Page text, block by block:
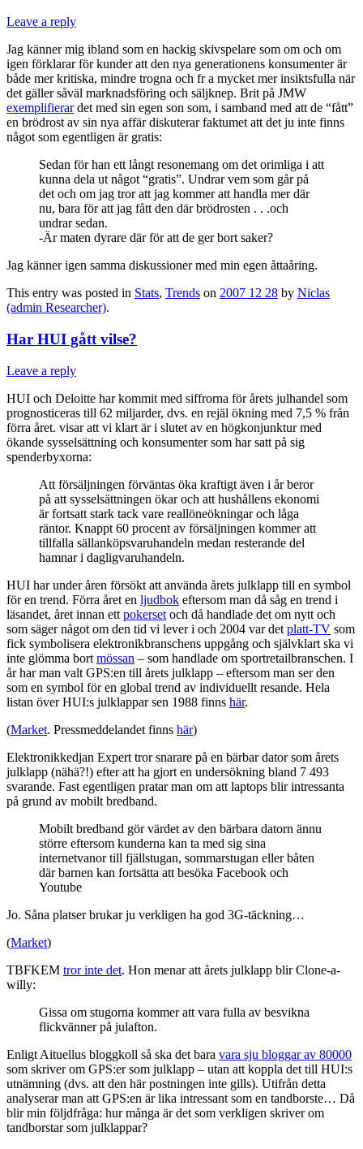
Leave a reply
Jag känner mig ibland som en hackig skivspelare som om och om
igen förklarar för kunder att den nya generationens konsumenter är
både mer kritiska, mindre trogna och fr a mycket mer insiktsfulla när
det gäller såväl marknadsföring och säljknep. Brit på JMW
exemplifierardet med sin egen son som, i samband med att de “fått”
en brödrost av sin nya affär diskuterar faktumet att det ju inte finns
något som egentligen är gratis:
Sedan för han ett långt resonemang om det orimliga i att
kunna dela ut något “gratis”. Undrar vem som går på
det och om jag tror att jag kommer att handla mer där
nu, bara för att jag fått den där brödrosten . . .och
undrar sedan.
-Är maten dyrare där för att de ger bort saker?
Jag känner igen samma diskussioner med min egen åttaåring.
This entry was posted in Stats, Trends on 2007 12 28 by Niclas
(admin Researcher).
Har HUI gått vilse?
Leave a reply
HUI och Deloitte har kommit med siffrorna för årets julhandel som
prognosticeras till 62 miljarder, dvs. en rejäl ökning med 7,5 % från
förra året. visar att vi klart är i slutet av en högkonjunktur med
ökande sysselsättning och konsumenter som har satt på sig
spenderbyxorna:
Att försäljningen förväntas öka kraftigt även i år beror
på att sysselsättningen ökar och att hushållens ekonomi
är fortsatt stark tack vare reallöneökningar och låga
räntor. Knappt 60 procent av försäljningen kommer att
tillfalla sällanköpsvaruhandeln medan resterande del
hamnar i dagligvaruhandeln.
HUI har under åren försökt att använda årets julklapp till en symbol
för en trend. Förra året en ljudbok eftersom man då såg en trend i
läsandet, året innan ett pokerset och då handlade det om nytt och
som säger något om den tid vi lever i och 2004 var det platt-TV som
fick symbolisera elektronikbranschens uppgång och självklart ska vi
inte glömma bort mössan – som handlade om sportretailbranschen. I
år har man valt GPS:en till årets julklapp – eftersom man ser den
som en symbol för en global trend av individuellt resande. Hela
listan över HUI:s julklappar sen 1988 finns här.
(Market. Pressmeddelandet finns här)
Elektronikkedjan Expert tror snarare på en bärbar dator som årets
julklapp (nähä?!) efter att ha gjort en undersökning bland 7 493
svarande. Fast egentligen pratar man om att laptops blir intressanta
på grund av mobilt bredband.
Mobilt bredband gör värdet av den bärbara datorn ännu
större eftersom kunderna kan ta med sig sina
internetvanor till fjällstugan, sommarstugan eller båten
där barnen kan fortsätta att besöka Facebook och
Youtube
Jo. Såna platser brukar ju verkligen ha god 3G-täckning…
(Market)
TBFKEM tror inte det. Hon menar att årets julklapp blir Clone-a-
willy:
Gissa om stugorna kommer att vara fulla av besvikna
flickvänner på julafton.
Enligt Aituellus bloggkoll så ska det bara vara sju bloggar av 80000
som skriver om GPS:er som julklapp – utan att koppla det till HUI:s
utnämning (dvs. att den här postningen inte gills). Utifrån detta
analyserar man att GPS:en är lika intressant som en tandborste… Då
blir min följdfråga: hur många är det som verkligen skriver om
tandborstar som julklappar?